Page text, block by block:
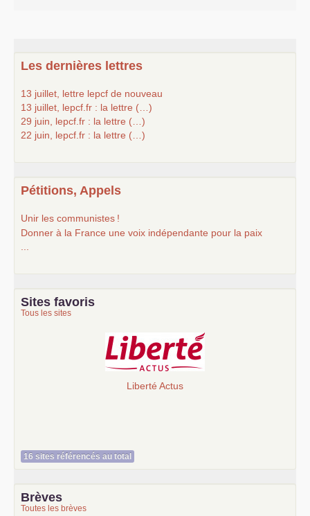
Les dernières lettres
13 juillet, lettre lepcf de nouveau
13 juillet, lepcf.fr : la lettre (…)
29 juin, lepcf.fr : la lettre (…)
22 juin, lepcf.fr : la lettre (…)
Pétitions, Appels
Unir les communistes !
Donner à la France une voix indépendante pour la paix
Sites favoris
Tous les sites
Liberté Actus
16 sites référencés au total
Brèves
Toutes les brèves